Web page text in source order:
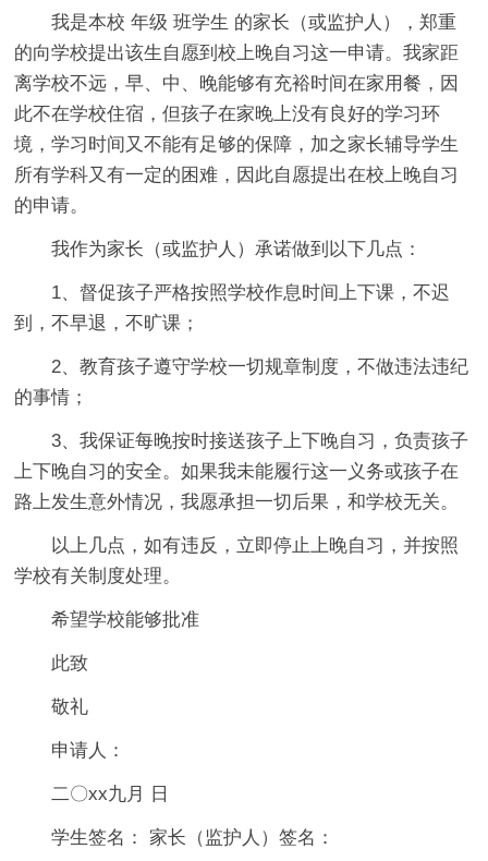
我是本校 年级 班学生 的家长（或监护人），郑重
的向学校提出该生自愿到校上晚自习这一申请。我家距
离学校不远，早、中、晚能够有充裕时间在家用餐，因
此不在学校住宿，但孩子在家晚上没有良好的学习环
境，学习时间又不能有足够的保障，加之家长辅导学生
所有学科又有一定的困难，因此自愿提出在校上晚自习
的申请。
我作为家长（或监护人）承诺做到以下几点：
1、督促孩子严格按照学校作息时间上下课，不迟
到，不早退，不旷课；
2、教育孩子遵守学校一切规章制度，不做违法违纪
的事情；
3、我保证每晚按时接送孩子上下晚自习，负责孩子
上下晚自习的安全。如果我未能履行这一义务或孩子在
路上发生意外情况，我愿承担一切后果，和学校无关。
以上几点，如有违反，立即停止上晚自习，并按照
学校有关制度处理。
希望学校能够批准
此致
敬礼
申请人：
二〇xx九月 日
学生签名： 家长（监护人）签名：